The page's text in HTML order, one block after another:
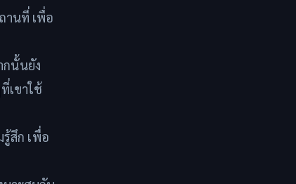
านที่ เพื่อ
กนั้นยัง
เขาใช้
สึก เพื่อ